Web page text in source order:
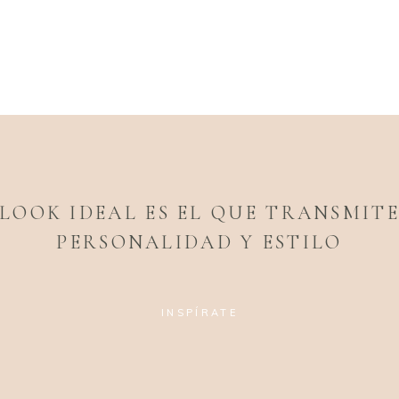
IDEAL ES EL QUE
PERSONALIDAD Y ESTILO
INSPÍRATE